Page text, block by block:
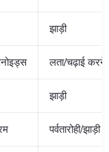
झाड़ी
लता/चढ़ाई करने
झाड़ी
पर्वतारोही/झाड़ी